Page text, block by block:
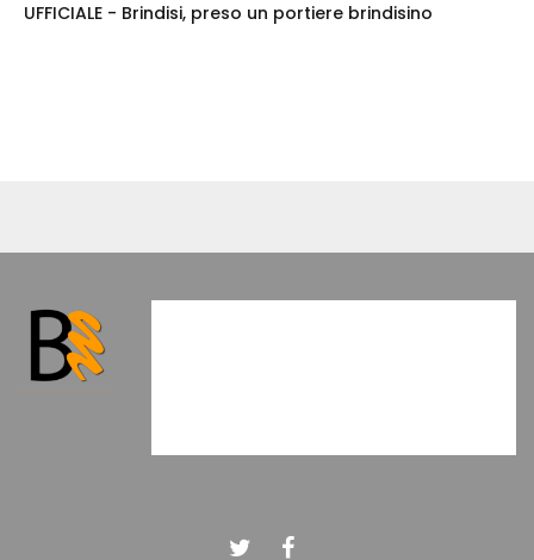
UFFICIALE - Brindisi, preso un portiere brindisino